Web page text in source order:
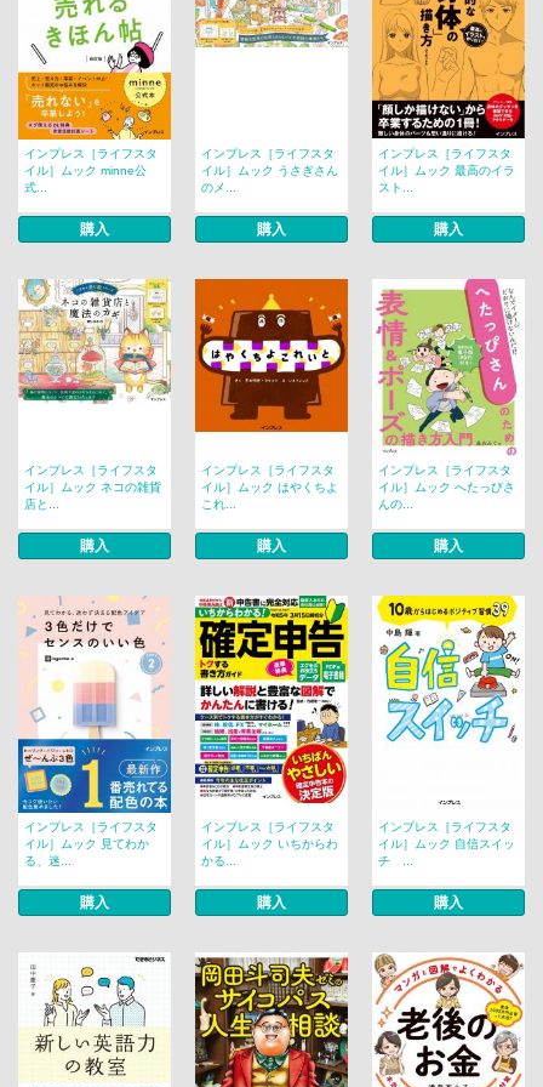
インプレス［ライフスタ
イル］ムック minne公
式...
購入
インプレス［ライフスタ
イル］ムック うさぎさん
のメ...
購入
インプレス［ライフスタ
イル］ムック 最高のイラ
スト...
購入
インプレス［ライフスタ
イル］ムック ネコの雑貨
店と...
購入
インプレス［ライフスタ
イル］ムック はやくちよ
これ...
購入
インプレス［ライフスタ
イル］ムック へたっぴさ
んの...
購入
インプレス［ライフスタ
イル］ムック 見てわか
る、迷...
購入
インプレス［ライフスタ
イル］ムック いちからわ
かる...
購入
インプレス［ライフスタ
イル］ムック 自信スイッ
チ ...
購入